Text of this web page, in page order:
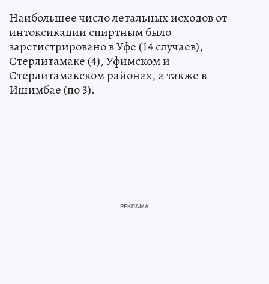
Наибольшее число летальных исходов от
интоксикации спиртным было
зарегистрировано в Уфе (14 случаев),
Стерлитамаке (4), Уфимском и
Стерлитамакском районах, а также в
Ишимбае (по 3).